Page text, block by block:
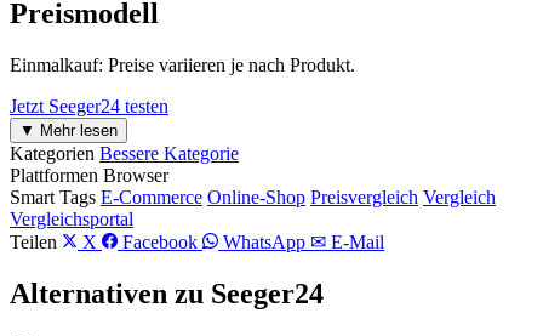
Preismodell
Einmalkauf: Preise variieren je nach Produkt.
Jetzt Seeger24 testen
▼ Mehr lesen
Kategorien Bessere Kategorie
Plattformen Browser
Smart Tags E-Commerce Online-Shop Preisvergleich Vergleich
Vergleichsportal
Teilen
X Facebook WhatsApp ✉ E-Mail
Alternativen zu Seeger24